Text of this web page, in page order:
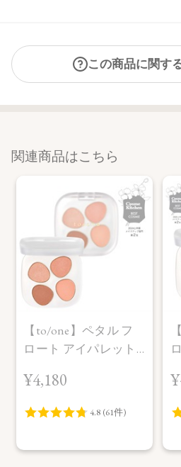
この商品に関す
関連商品はこちら
【to/one】ペタル フ
ロート アイパレット
¥4,180